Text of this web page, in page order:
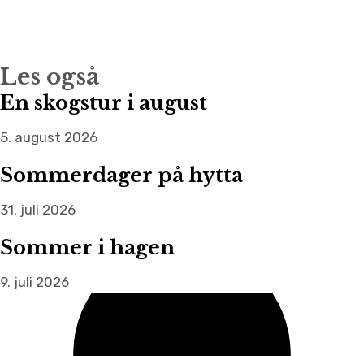
Les også
En skogstur i august
5. august 2026
Sommerdager på hytta
31. juli 2026
Sommer i hagen
9. juli 2026